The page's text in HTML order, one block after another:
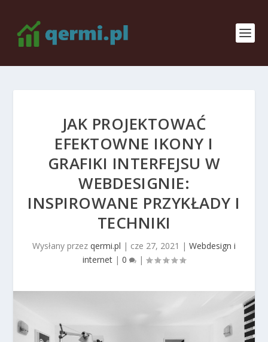
JAK PROJEKTOWAĆ
EFEKTOWNE IKONY I
GRAFIKI INTERFEJSU W
WEBDESIGNIE:
INSPIROWANE PRZYKŁADY I
TECHNIKI
Wysłany przez qermi.pl | cze 27, 2021 | Webdesign i
internet | 0 |